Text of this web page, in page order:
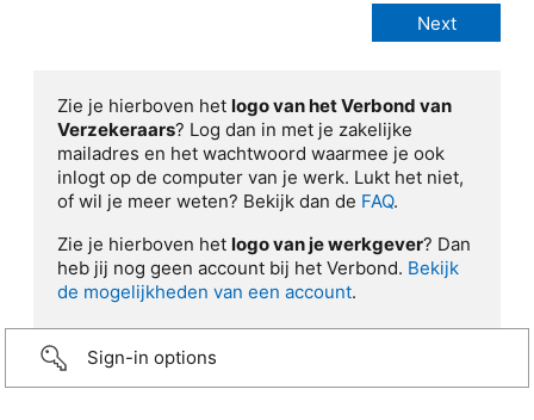
Zie je hierboven het logo van het Verbond van
Verzekeraars? Log dan in met je zakelijke
mailadres en het wachtwoord waarmee je ook
inlogt op de computer van je werk. Lukt het niet,
of wil je meer weten? Bekijk dan de FAQ.
Zie je hierboven het logo van je werkgever? Dan
heb jij nog geen account bij het Verbond. Bekijk
de mogelijkheden van een account.
Sign-in options